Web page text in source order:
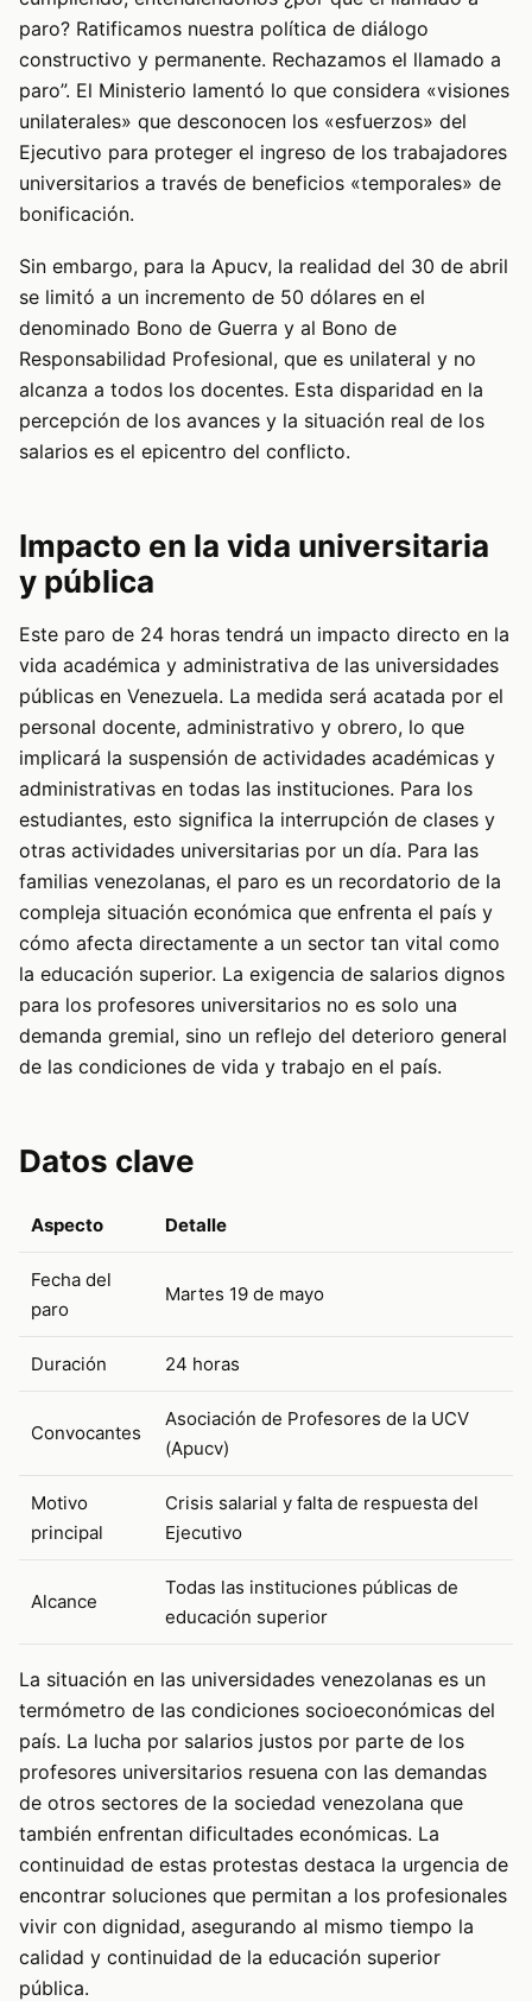
paro? Ratificamos nuestra política de diálogo
constructivo y permanente. Rechazamos el llamado a
paro”. El Ministerio lamentó lo que considera «visiones
unilaterales» que desconocen los «esfuerzos» del
Ejecutivo para proteger el ingreso de los trabajadores
universitarios a través de beneficios «temporales» de
bonificación.
Sin embargo, para la Apucv, la realidad del 30 de abril
se limitó a un incremento de 50 dólares en el
denominado Bono de Guerra y al Bono de
Responsabilidad Profesional, que es unilateral y no
alcanza a todos los docentes. Esta disparidad en la
percepción de los avances y la situación real de los
salarios es el epicentro del conflicto.
Impacto en la vida universitaria
y pública
Este paro de 24 horas tendrá un impacto directo en la
vida académica y administrativa de las universidades
públicas en Venezuela. La medida será acatada por el
personal docente, administrativo y obrero, lo que
implicará la suspensión de actividades académicas y
administrativas en todas las instituciones. Para los
estudiantes, esto significa la interrupción de clases y
otras actividades universitarias por un día. Para las
familias venezolanas, el paro es un recordatorio de la
compleja situación económica que enfrenta el país y
cómo afecta directamente a un sector tan vital como
la educación superior. La exigencia de salarios dignos
para los profesores universitarios no es solo una
demanda gremial, sino un reflejo del deterioro general
de las condiciones de vida y trabajo en el país.
Datos clave
Aspecto Detalle
Fecha del
paro
Martes 19 de mayo
Duración 24 horas
Convocantes
Asociación de Profesores de la UCV
(Apucv)
Motivo
principal
Crisis salarial y falta de respuesta del
Ejecutivo
Alcance
Todas las instituciones públicas de
educación superior
La situación en las universidades venezolanas es un
termómetro de las condiciones socioeconómicas del
país. La lucha por salarios justos por parte de los
profesores universitarios resuena con las demandas
de otros sectores de la sociedad venezolana que
también enfrentan dificultades económicas. La
continuidad de estas protestas destaca la urgencia de
encontrar soluciones que permitan a los profesionales
vivir con dignidad, asegurando al mismo tiempo la
calidad y continuidad de la educación superior
pública.